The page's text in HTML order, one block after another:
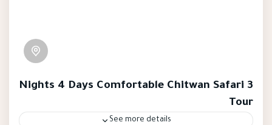
3 Nights 4 Days Comfortable Chitwan Safari
Tour
See more details